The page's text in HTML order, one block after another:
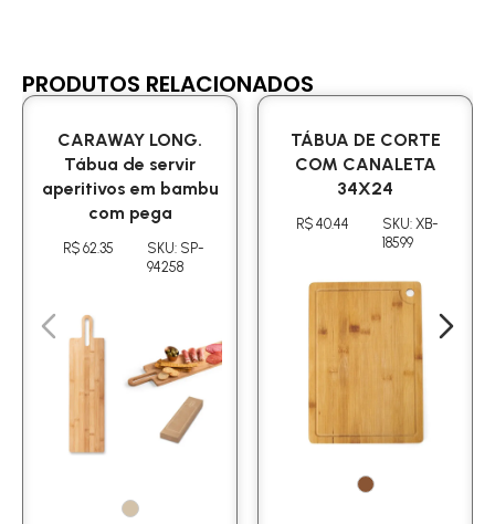
PRODUTOS RELACIONADOS
CARAWAY LONG.
Tábua de servir
aperitivos em bambu
com pega
R$ 62.35
SKU: SP-
94258
TÁBUA DE CORTE
COM CANALETA
34X24
R$ 40.44
SKU: XB-
18599